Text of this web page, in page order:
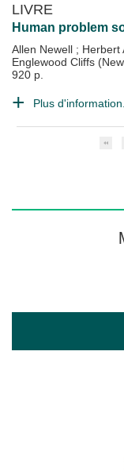
LIVRE
Human problem
Allen Newell ; Herbert
Englewood Cliffs
920 p.
Plus